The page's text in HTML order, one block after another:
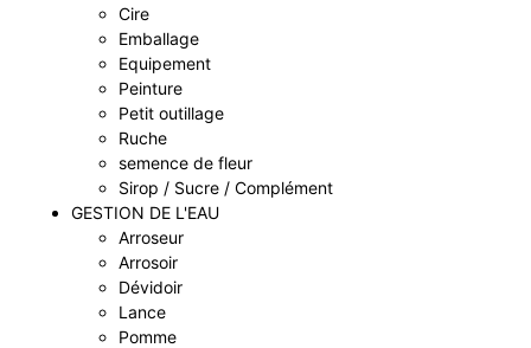
Cire
Emballage
Equipement
Peinture
Petit outillage
Ruche
semence de fleur
Sirop / Sucre / Complément
GESTION DE L'EAU
Arroseur
Arrosoir
Dévidoir
Lance
Pomme